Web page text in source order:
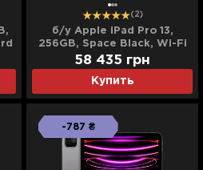
(2)
б/у Apple iPad Pro 13,
256GB, Space Black, Wi-Fi
+ LTE (M5) (ME7W4) (2025)
Купить
58 435 грн
-787 ₴